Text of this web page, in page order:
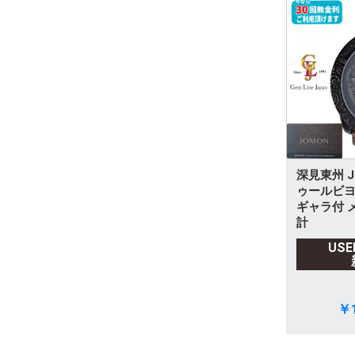
深見東州
ゥールビ
ギャラ付
計